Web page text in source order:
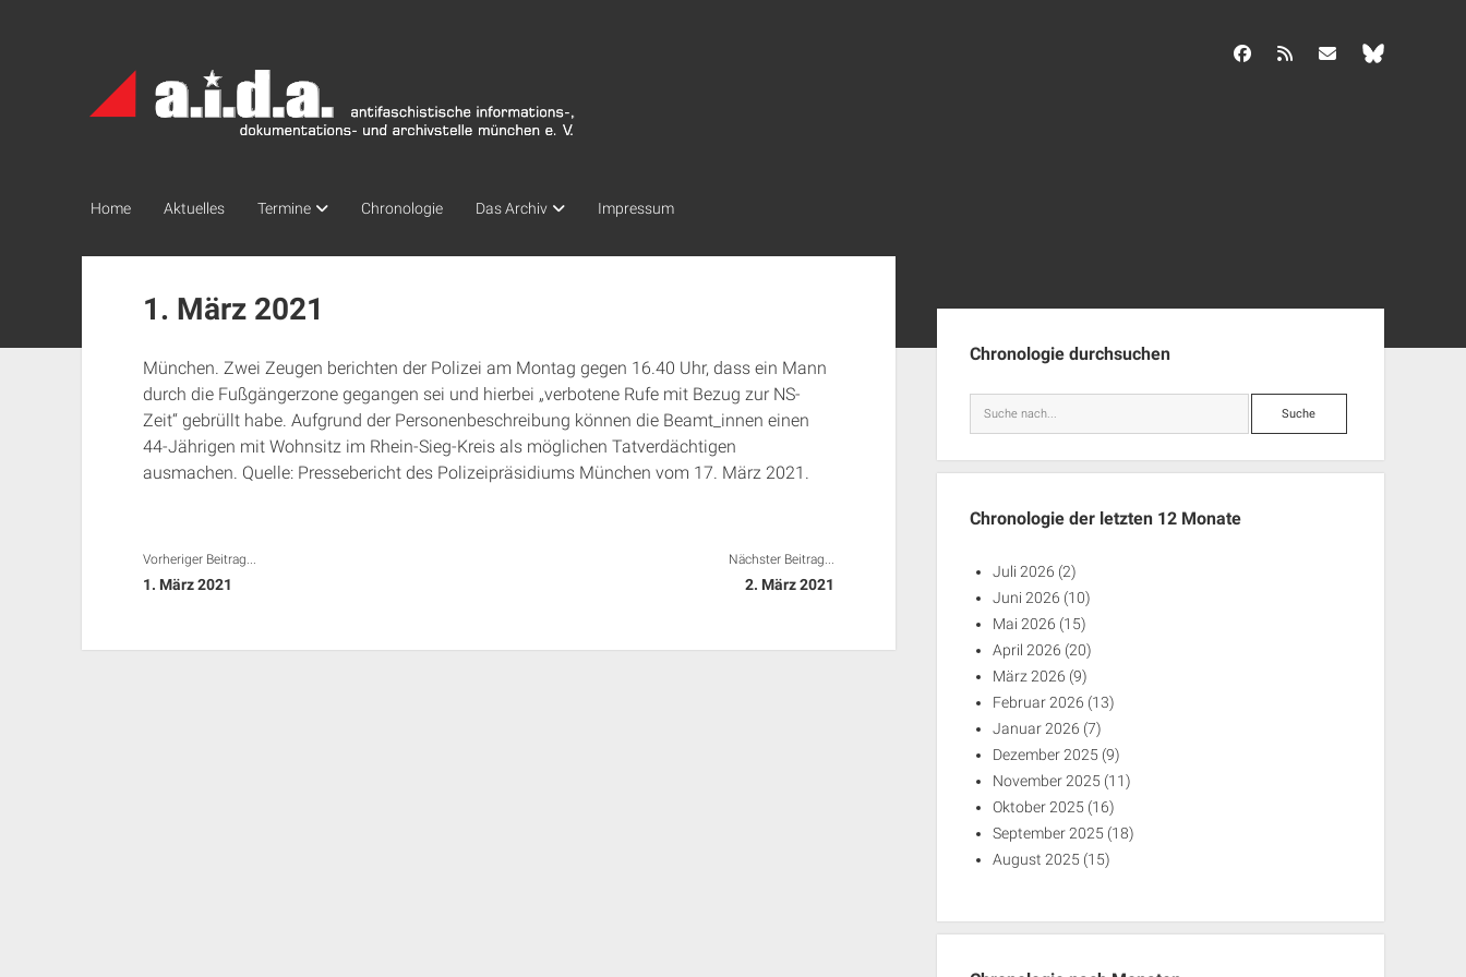
Archiv
München
facebook info@aida-archiv.de
Home Aktuelles Termine Chronologie Das Archiv Impressum
1. März 2021
München. Zwei Zeugen berichten der Polizei am Montag gegen 16.40 Uhr, dass ein Mann
durch die Fußgängerzone gegangen sei und hierbei „verbotene Rufe mit Bezug zur NS-
Zeit“ gebrüllt habe. Aufgrund der Personenbeschreibung können die Beamt_innen einen
44-Jährigen mit Wohnsitz im Rhein-Sieg-Kreis als möglichen Tatverdächtigen
ausmachen. Quelle: Pressebericht des Polizeipräsidiums München vom 17. März 2021.
Vorheriger Beitrag...
1. März 2021
Nächster Beitrag...
2. März 2021
Chronologie durchsuchen
Suche
Chronologie der letzten 12 Monate
Juli 2026 (2)
Juni 2026 (10)
Mai 2026 (15)
April 2026 (20)
März 2026 (9)
Februar 2026 (13)
Januar 2026 (7)
Dezember 2025 (9)
November 2025 (11)
Oktober 2025 (16)
September 2025 (18)
August 2025 (15)